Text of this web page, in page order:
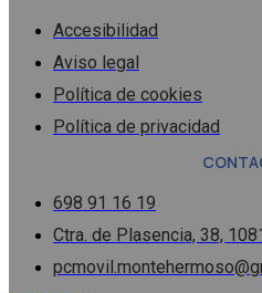
Accesibilidad
Aviso legal
Política de cookies
Política de privacidad
698 91 16 19
Ctra. de Plasencia, 38,